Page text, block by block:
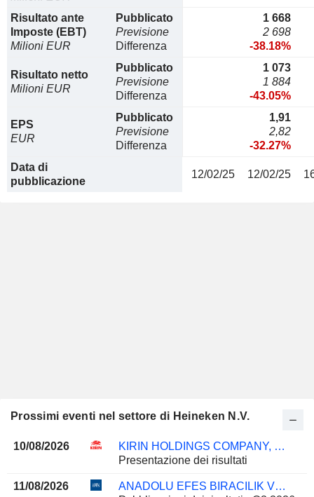
Risultato ante
Imposte (EBT)
Milioni EUR
Pubblicato
Previsione
Differenza
1 668
2 698
-38.18%
Risultato netto
Milioni EUR
Pubblicato
Previsione
Differenza
1 073
1 884
-43.05%
EPS
EUR
Pubblicato
Previsione
Differenza
1,91
2,82
-32.27%
Data di
pubblicazione
12/02/25 12/02/25
Prossimi eventi nel settore di Heineken N.V.
10/08/2026
KIRIN HOLDINGS COMPANY, LIMITED
Presentazione dei risultati
11/08/2026
ANADOLU EFES BIRACILIK VE MALT SANAYII ANONIM SIRKETI